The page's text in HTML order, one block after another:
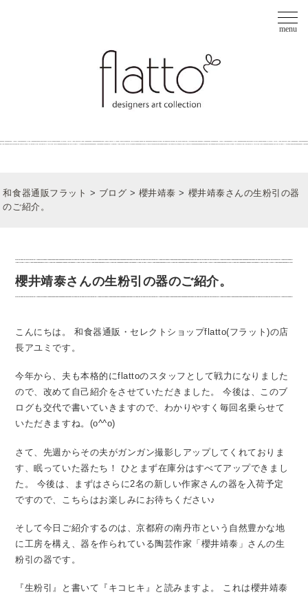
和食器通販フラット > ブログ > 櫻井靖泰 > 櫻井靖泰さんの生粉引の器
のご紹介。
櫻井靖泰さんの生粉引の器のご紹介。
こんにちは。
和食器通販・セレクトショップflatto(フラット)の店
長アユミです。
今年から、夫も本格的にflattoのスタッフとして戦力になりました
ので、改めて自己紹介をさせていただきました。
今後は、このブ
ログも交代で書いていきますので、わかりやすく毎回名乗らせて
いただきますね。(o^^o)
さて、先週からその夫がガンガン撮影しアップしてくれておりま
す、眠っていた器たち！
ひとまず在庫分はすべてアップできまし
た。
今後は、まずはさらに2名の新しい作家さんの器を入荷予定
ですので、こちらはお楽しみにお待ちください♪
そして今日ご紹介するのは、京都府の南丹市という自然豊かな地
に工房を構え、器を作られている陶芸作家「櫻井靖泰」さんの生
粉引の器です。
『生粉引』と書いて『キコヒキ』と読みますよ。
これは櫻井靖泰